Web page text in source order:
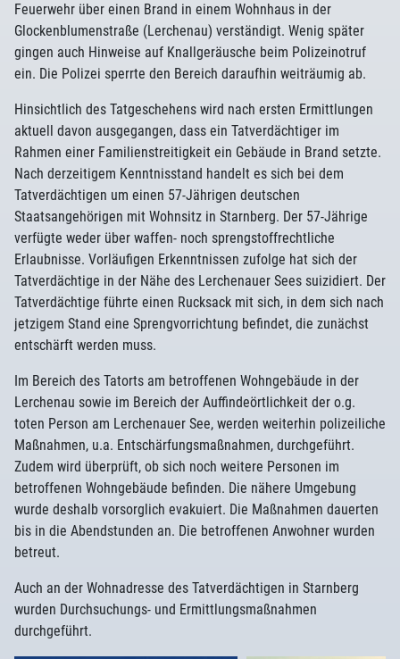
Feuerwehr über einen Brand in einem Wohnhaus in der
Glockenblumenstraße (Lerchenau) verständigt. Wenig später
gingen auch Hinweise auf Knallgeräusche beim Polizeinotruf
ein. Die Polizei sperrte den Bereich daraufhin weiträumig ab.
Hinsichtlich des Tatgeschehens wird nach ersten Ermittlungen
aktuell davon ausgegangen, dass ein Tatverdächtiger im
Rahmen einer Familienstreitigkeit ein Gebäude in Brand setzte.
Nach derzeitigem Kenntnisstand handelt es sich bei dem
Tatverdächtigen um einen 57-Jährigen deutschen
Staatsangehörigen mit Wohnsitz in Starnberg. Der 57-Jährige
verfügte weder über waffen- noch sprengstoffrechtliche
Erlaubnisse. Vorläufigen Erkenntnissen zufolge hat sich der
Tatverdächtige in der Nähe des Lerchenauer Sees suizidiert. Der
Tatverdächtige führte einen Rucksack mit sich, in dem sich nach
jetzigem Stand eine Sprengvorrichtung befindet, die zunächst
entschärft werden muss.
Im Bereich des Tatorts am betroffenen Wohngebäude in der
Lerchenau sowie im Bereich der Auffindeörtlichkeit der o.g.
toten Person am Lerchenauer See, werden weiterhin polizeiliche
Maßnahmen, u.a. Entschärfungsmaßnahmen, durchgeführt.
Zudem wird überprüft, ob sich noch weitere Personen im
betroffenen Wohngebäude befinden. Die nähere Umgebung
wurde deshalb vorsorglich evakuiert. Die Maßnahmen dauerten
bis in die Abendstunden an. Die betroffenen Anwohner wurden
betreut.
Auch an der Wohnadresse des Tatverdächtigen in Starnberg
wurden Durchsuchungs- und Ermittlungsmaßnahmen
durchgeführt.